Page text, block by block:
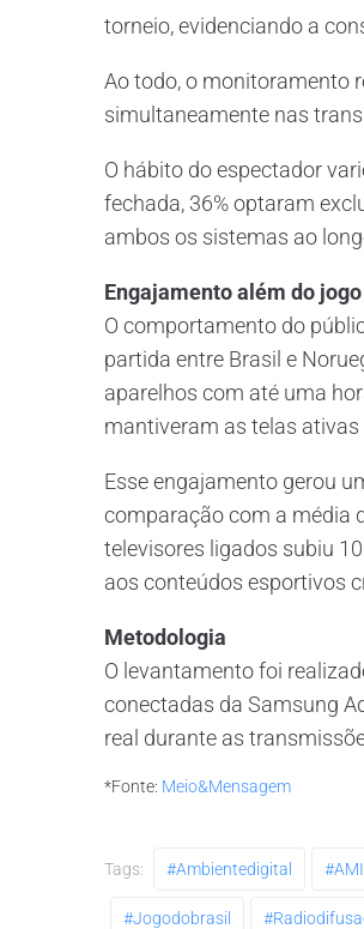
torneio, evidenciando a
Ao todo, o monitoramento
simultaneamente nas
O hábito do espectador
fechada, 36% optaram
ambos os sistemas ao
Engajamento além do jogo
O comportamento do
partida entre Brasil e
aparelhos com até uma
mantiveram as telas
Esse engajamento gerou
comparação com a média
televisores ligados subiu
aos conteúdos esportivos
Metodologia
O levantamento foi
conectadas da Samsung
real durante as
*Fonte: Meio&Mensagem
Tags: #ambientedigital
#jogodobrasil